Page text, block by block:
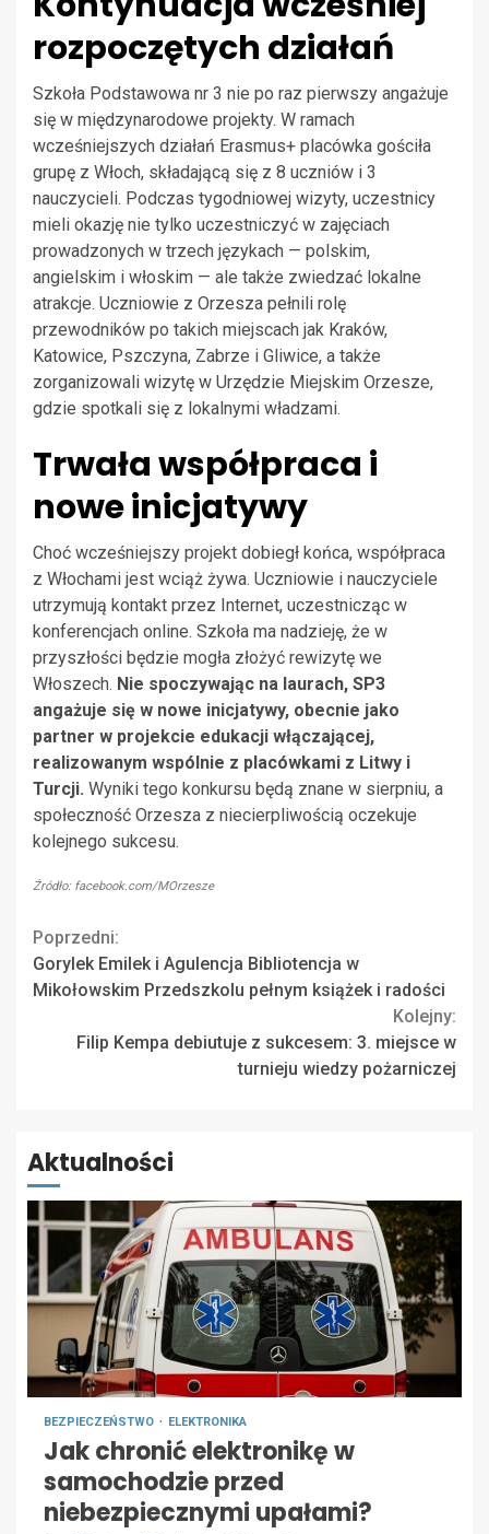
rozpoczętych działań
Szkoła Podstawowa nr 3 nie po raz pierwszy angażuje
się w międzynarodowe projekty. W ramach
wcześniejszych działań Erasmus+ placówka gościła
grupę z Włoch, składającą się z 8 uczniów i 3
nauczycieli. Podczas tygodniowej wizyty, uczestnicy
mieli okazję nie tylko uczestniczyć w zajęciach
prowadzonych w trzech językach — polskim,
angielskim i włoskim — ale także zwiedzać lokalne
atrakcje. Uczniowie z Orzesza pełnili rolę
przewodników po takich miejscach jak Kraków,
Katowice, Pszczyna, Zabrze i Gliwice, a także
zorganizowali wizytę w Urzędzie Miejskim Orzesze,
gdzie spotkali się z lokalnymi władzami.
Trwała współpraca i
nowe inicjatywy
Choć wcześniejszy projekt dobiegł końca, współpraca
z Włochami jest wciąż żywa. Uczniowie i nauczyciele
utrzymują kontakt przez Internet, uczestnicząc w
konferencjach online. Szkoła ma nadzieję, że w
przyszłości będzie mogła złożyć rewizytę we
Włoszech. Nie spoczywając na laurach, SP3
angażuje się w nowe inicjatywy, obecnie jako
partner w projekcie edukacji włączającej,
realizowanym wspólnie z placówkami z Litwy i
Turcji. Wyniki tego konkursu będą znane w sierpniu, a
społeczność Orzesza z niecierpliwością oczekuje
kolejnego sukcesu.
Źródło: facebook.com/MOrzesze
Continue
Reading
Poprzedni:
Gorylek Emilek i Agulencja Bibliotencja w
Mikołowskim Przedszkolu pełnym książek i radości
Kolejny:
Filip Kempa debiutuje z sukcesem: 3. miejsce w
turnieju wiedzy pożarniczej
Aktualności
BEZPIECZEŃSTWO ELEKTRONIKA
Jak chronić elektronikę w
samochodzie przed
niebezpiecznymi upałami?